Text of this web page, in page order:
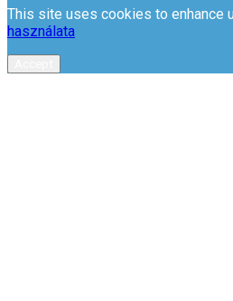
This site uses cookies to enhance
használata